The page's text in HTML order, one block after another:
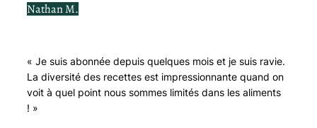
Nathan M.
« Je suis abonnée depuis quelques mois et je suis ravie.
La diversité des recettes est impressionnante quand on
voit à quel point nous sommes limités dans les aliments
! »